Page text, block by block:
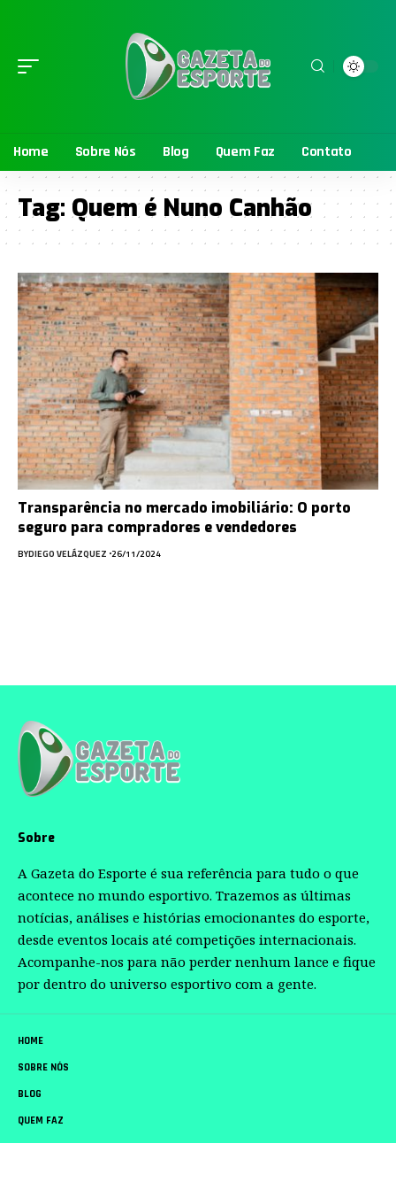
Home Sobre Nós Blog Quem Faz Contato
Tag: Quem é Nuno Canhão
Transparência no mercado imobiliário: O porto
seguro para compradores e vendedores
BYDIEGO VELÁZQUEZ 26/11/2024
Sobre
A Gazeta do Esporte é sua referência para tudo o que
acontece no mundo esportivo. Trazemos as últimas
notícias, análises e histórias emocionantes do esporte,
desde eventos locais até competições internacionais.
Acompanhe-nos para não perder nenhum lance e fique
por dentro do universo esportivo com a gente.
HOME
SOBRE NÓS
BLOG
QUEM FAZ
CONTATO